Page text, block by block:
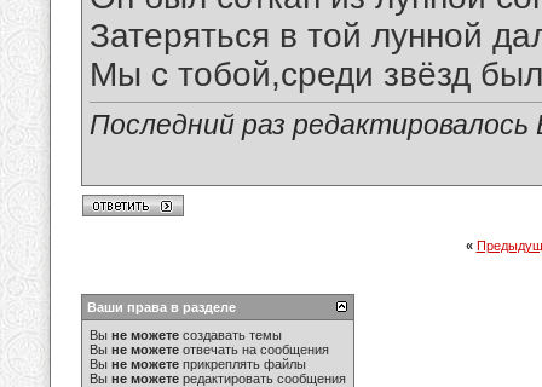
Затеряться в той лунной
Мы с тобой,среди звёзд
Последний раз
«
Ваши права в разделе
Вы не можете создавать темы
Вы не можете отвечать на сообщения
Вы не можете прикреплять файлы
Вы не можете редактировать сообщения